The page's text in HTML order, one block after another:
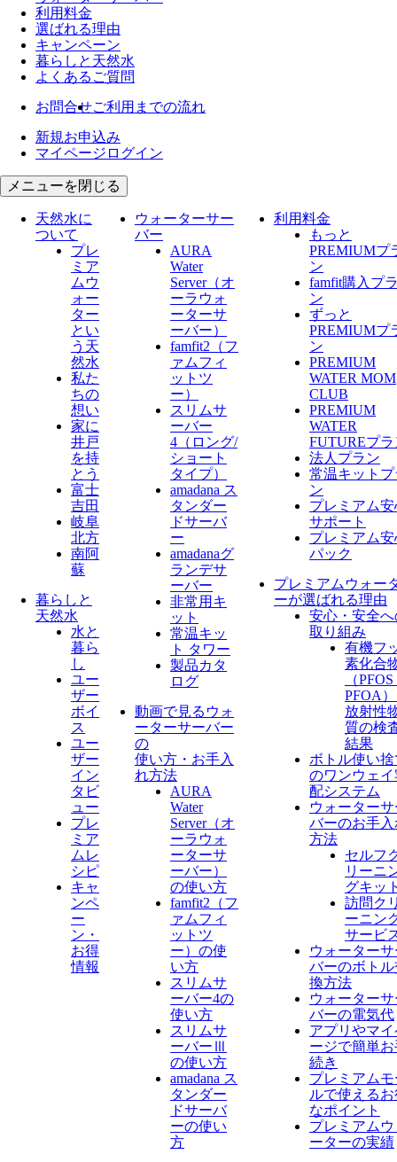
利用料金
選ばれる理由
キャンペーン
暮らしと天然水
よくあるご質問
お問合せご利用までの流れ
新規お申込み
マイページログイン
メニューを閉じる
天然水に
ついて
プレ
ミア
ムウ
ォー
ター
とい
う天
然水
私た
ちの
想い
家に
井戸
を持
とう
富士
吉田
岐阜
北方
南阿
蘇
暮らしと
天然水
水と
暮ら
し
ユー
ザー
ボイ
ス
ユー
ザー
イン
タビ
ュー
プレ
ミア
ムレ
シピ
キャ
ンペ
ー
ン・
お得
情報
ウォーターサー
バー
AURA
Water
Server​（オ
ーラウォ
ーターサ
ーバー）
famfit2（フ
ァムフィ
ットツ
ー）
スリムサ
ーバー
4（ロング/
ショート
タイプ）
amadana ス
タンダー
ドサーバ
ー
amadanaグ
ランデサ
ーバー
非常用キ
ット
常温キッ
ト タワー
製品カタ
ログ
動画で見るウォ
ーターサーバー
の
使い方・お手入
れ方法
AURA
Water
Server​（オ
ーラウォ
ーターサ
ーバー）
の使い方
famfit2（フ
ァムフィ
ットツ
ー）の使
い方
スリムサ
ーバー4の
使い方
スリムサ
ーバーⅢ
の使い方
amadana ス
タンダー
ドサーバ
ーの使い
方
利用料金
もっと
PREMIUMプ
ン
famfit購入プ
ン
ずっと
PREMIUMプ
ン
PREMIUM
WATER MOM
CLUB
PREMIUM
WATER
FUTUREプラ
法人プラン
常温キットプ
ン
プレミアム安
サポート
プレミアム安
パック
プレミアムウォー
ーが選ばれる理由
安心・安全へ
取り組み
有機フ
素化合
（
PFOA
放射性
質の検
結果
ボトル使い捨
のワンウェイ
配システム
ウォーター
バーのお手入
方法
セルフ
リーニ
グキッ
訪問ク
ーニン
サービ
ウォーター
バーのボトル
換方法
ウォーター
バーの電気代
アプリやマイ
ージで簡単お
続き
プレミアムモ
ルで使える
なポイント
プレミアムウ
ーターの実績